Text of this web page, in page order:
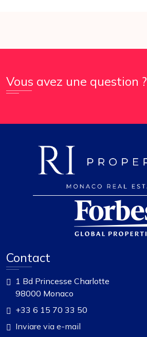
Vous avez une question ?
Contact
1 Bd Princesse Charlotte
98000 Monaco
+33 6 15 70 33 50
Inviare via e-mail